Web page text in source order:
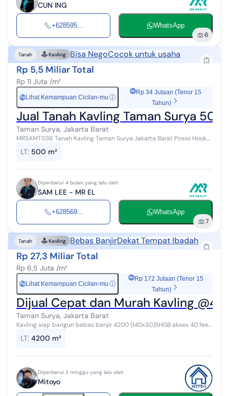
CUN ING
+628595... WhatsApp
6
Tanah Kavling Bisa NegoCocok untuk usaha
Rp 5,5 Miliar Total
Rp 11 Juta /m²
RpLihat Kemampuan Cicilan-mu ⓘ
Rp 34 Jutaan (Tenor 15
Tahun)
Jual Tanah Kavling Taman Surya
Taman Surya, Jakarta Barat
MRSAMT036 Tanah Kavling Taman Surya Jakarta Barat Posisi Hook
& Selatan Harga 5,...
LT: 500 m²
Diperbarui 4 bulan yang lalu oleh
SAM LEE - MR EL
+628569... WhatsApp
7
Tanah Kavling Bebas BanjirDekat Tempat Ibadah
Rp 27,3 Miliar Total
Rp 6,5 Juta /m²
Rp Lihat Kemampuan Cicilan-mu ⓘ
Rp 172 Jutaan (Tenor 15
Tahun)
Dijual Cepat dan Murah Kavling
Taman Surya, Jakarta Barat
Kavling siap bangun bebas banjir 4200 (140x30)SHGB akses 40 feet
murah
LT: 4200 m²
Diperbarui 2 minggu yang lalu oleh
Mitoyo